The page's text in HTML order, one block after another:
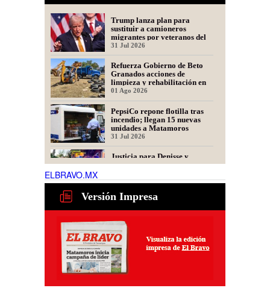
Trump lanza plan para
sustituir a camioneros
migrantes por veteranos del
Ejército
31 Jul 2026
Refuerza Gobierno de Beto
Granados acciones de
limpieza y rehabilitación en
Los Presidentes
01 Ago 2026
PepsiCo repone flotilla tras
incendio; llegan 15 nuevas
unidades a Matamoros
31 Jul 2026
Justicia para Denisse y
Dinorah: Convocan a Marcha
Mellizas Asesinadas
31 Jul 2026
Ser representante de una
fintech: dudas frecuentes
30 Jul 2026
ELBRAVO.MX
Versión Impresa